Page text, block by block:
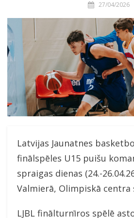
27/04/2026
Latvijas Jaunatnes
finālspēles U15 puišu
spraigas dienas (24.-
Valmierā, Olimpiskā centra
LJBL finālturnīros spēlē